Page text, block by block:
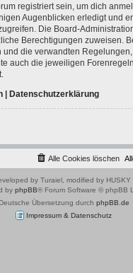
registriert sein, um dich
Augenblicken erledigt und
Die Board-
Berechtigungen zuweisen.
die verwandten
auch die jeweiligen
| Datenschutzerklärung
Alle Cookies löschen
by Turaiel, modified by HUSKY
by phpBB® Forum Software © phpBB
Deutsche Übersetzung durch phpBB.de
Impressum & Datenschutz